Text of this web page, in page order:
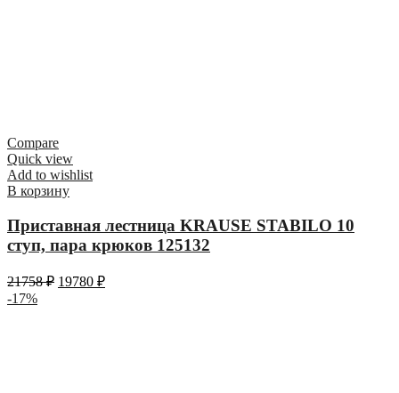
Compare
Quick view
Add to wishlist
В корзину
Приставная лестница KRAUSE STABILO 10
ступ, пара крюков 125132
21758₽ 19780 ₽
-17%